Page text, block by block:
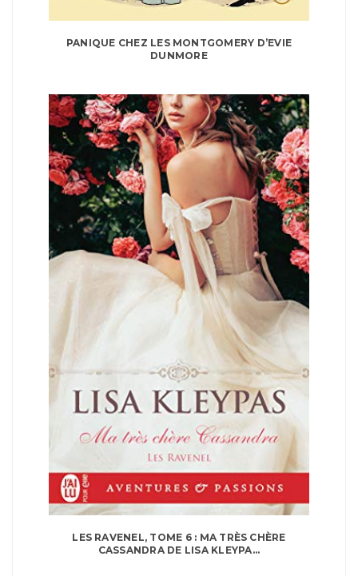
PANIQUE CHEZ LES MONTGOMERY D’EVIE
DUNMORE
LES RAVENEL, TOME 6 : MA TRÈS CHÈRE
CASSANDRA DE LISA KLEYPA...